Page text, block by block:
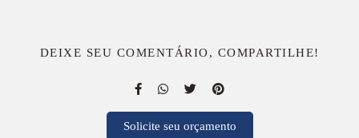
DEIXE SEU COMENTÁRIO, COMPARTILHE!
Solicite seu orçamento